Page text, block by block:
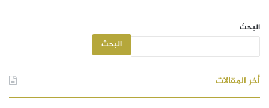
البحث
البحث
أخر المقالات